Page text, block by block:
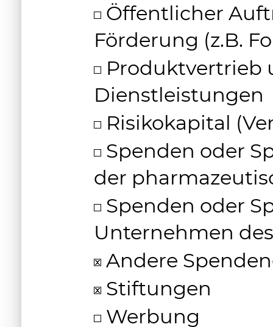
Öffentlicher
Förderung (z.B.
Produktvertrieb
Dienstleistungen
Risikokapital
Spenden oder
der
Spenden oder
Unternehmen
Andere
Stiftungen
Werbung